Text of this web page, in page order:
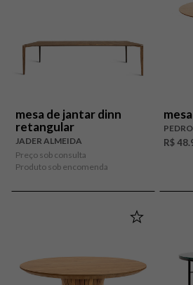
mesa de jantar dinn
retangular
JADER ALMEIDA
Preço sob consulta
Produto sob encomenda
R$